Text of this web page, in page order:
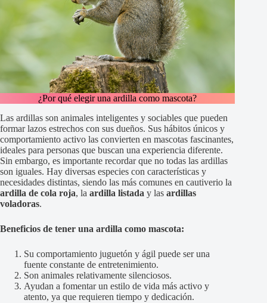
¿Por qué elegir una ardilla como mascota?
Las ardillas son animales inteligentes y sociables que pueden
formar lazos estrechos con sus dueños. Sus hábitos únicos y
comportamiento activo las convierten en mascotas fascinantes,
ideales para personas que buscan una experiencia diferente.
Sin embargo, es importante recordar que no todas las ardillas
son iguales. Hay diversas especies con características y
necesidades distintas, siendo las más comunes en cautiverio la
ardilla de cola roja, la ardilla listada y las ardillas
voladoras.
Beneficios de tener una ardilla como mascota:
Su comportamiento juguetón y ágil puede ser una
fuente constante de entretenimiento.
Son animales relativamente silenciosos.
Ayudan a fomentar un estilo de vida más activo y
atento, ya que requieren tiempo y dedicación.